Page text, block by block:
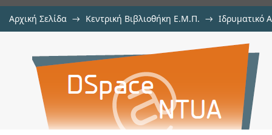
Αρχική Σελίδα → Κεντρική Βιβλιοθήκη Ε.Μ.Π. → Ιδρυματικό
Αυτόνομη ρομποτική πλοήγηση